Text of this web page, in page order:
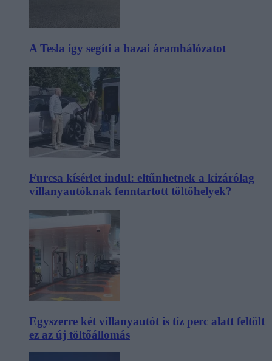
A Tesla így segíti a hazai áramhálózatot
Furcsa kísérlet indul: eltűnhetnek a kizárólag
villanyautóknak fenntartott töltőhelyek?
Egyszerre két villanyautót is tíz perc alatt feltölt
ez az új töltőállomás